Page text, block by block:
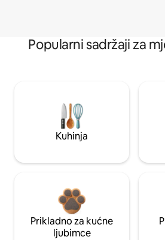
Popularni sadržaji za
Kuhinja
Prikladno za kućne
ljubimce